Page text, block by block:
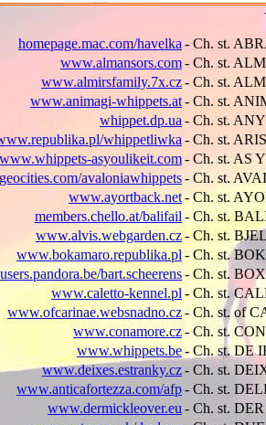
homepage.mac.com/havelka - Ch. st.
www.almansors.com- Ch. st.
www.almirsfamily.7x.cz- Ch. st.
www.animagi-whippets.at- Ch. st.
whippet.dp.ua - Ch. st.
whippetliwka - Ch. st.
www.whippets-asyoulikeit.com- Ch. st. AS
avaloniawhippets- Ch. st.
www.ayortback.net- Ch. st.
members.chello.at/balifail - Ch. st.
www.alvis.webgarden.cz- Ch. st.
www.bokamaro.republika.pl - Ch. st.
users.pandora.be/bart.scheerens- Ch. st.
www.caletto-kennel.pl - Ch. st.
www.ofcarinae.websnadno.cz- Ch. st. of
www.conamore.cz- Ch. st.
www.whippets.be- Ch. st. DE
www.deixes.estranky.cz- Ch. st.
www.anticafortezza.com/afp- Ch. st.
www.dermickleover.eu - Ch. st.